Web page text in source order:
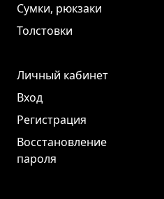
Сумки, рюкзаки
Толстовки
Личный кабинет
Вход
Регистрация
Восстановление
пароля